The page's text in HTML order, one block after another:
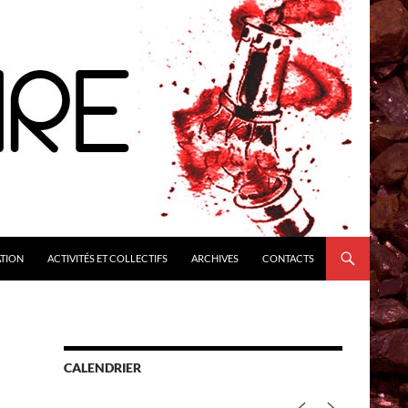
ACTIVITÉS ET COLLECTIFS ARCHIVES CONTACTS
CALENDRIER